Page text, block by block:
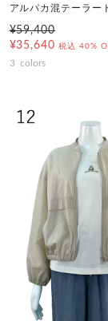
アルパカ混テーラー
¥59,400
¥35,640 税込 40%
3 colors